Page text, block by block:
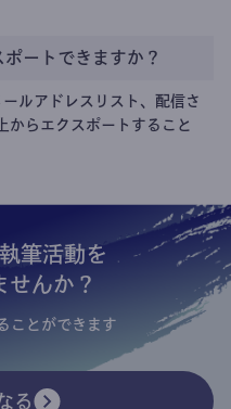
ートできますか？
ルアドレスリスト、配信さ
からエクスポートすること
筆活動を
せんか？
ことができます
る